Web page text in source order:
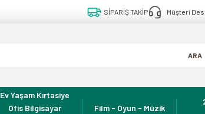
SİPARİŞ TAKİP Müşteri
ARA
Ev Yaşam Kırtasiye
Ofis Bilgisayar
Film - Oyun - Müzik